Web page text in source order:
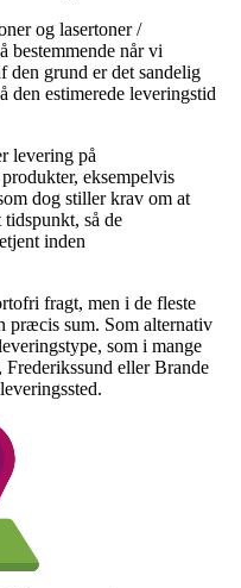
og lasertoner /
bestemmende når vi
den grund er det sandelig
estimerede leveringstid
levering på
eksempelvis
dog stiller krav om at
så de
inden
fragt, men i de fleste
sum. Som alternativ
som i mange
eller Brande